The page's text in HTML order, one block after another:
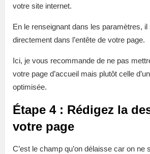
votre site internet.
En le renseignant dans les paramètres, il
directement dans l’entête de votre page.
Ici, je vous recommande de ne pas
votre page d’accueil mais plutôt celle
optimisée.
Étape 4 : Rédigez la
votre page
C’est le champ qu’on délaisse car on ne